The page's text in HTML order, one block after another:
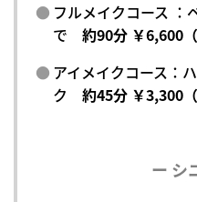
フルメイクコース ：
で約90分 ￥6,600（
アイメイクコース：
ク約45分 ￥3,300（
ー シ